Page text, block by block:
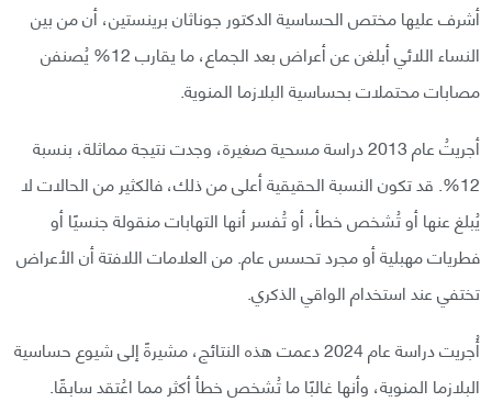
أشرف عليها مختص الحساسية الدكتور جوناثان برينستين، أن من بين
النساء اللائي أبلغن عن أعراض بعد الجماع، ما يقارب 12% يُصنفن
مصابات محتملات بحساسية البلازما المنوية.
أجريتُ عام 2013 دراسة مسحية صغيرة، وجدت نتيجة مماثلة، بنسبة
12%. قد تكون النسبة الحقيقية أعلى من ذلك، فالكثير من الحالات لا
يُبلغ عنها أو تُشخص خطأ، أو تُفسر أنها التهابات منقولة جنسيًا أو
فطريات مهبلية أو مجرد تحسس عام. من العلامات اللافتة أن الأعراض
تختفي عند استخدام الواقي الذكري.
أُجريت دراسة عام 2024 دعمت هذه النتائج، مشيرةً إلى شيوع حساسية
البلازما المنوية، وأنها غالبًا ما تُشخص خطأ أكثر مما اعُتقد سابقًا.